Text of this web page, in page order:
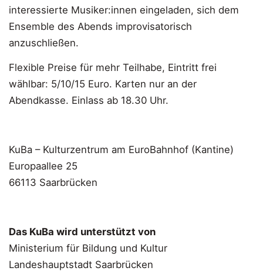
interessierte Musiker:innen eingeladen, sich dem
Ensemble des Abends improvisatorisch
anzuschließen.
Flexible Preise für mehr Teilhabe, Eintritt frei
wählbar: 5/10/15 Euro. Karten nur an der
Abendkasse. Einlass ab 18.30 Uhr.
KuBa – Kulturzentrum am EuroBahnhof (Kantine)
Europaallee 25
66113 Saarbrücken
Das KuBa wird unterstützt von
Ministerium für Bildung und Kultur
Landeshauptstadt Saarbrücken